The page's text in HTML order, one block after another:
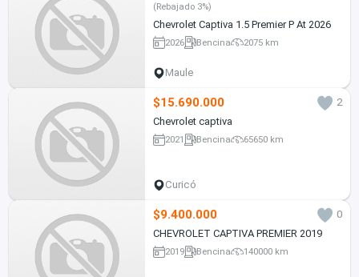
(Rebajado 3%)
Chevrolet Captiva 1.5 Premier P At 2026
2026 Bencina 2075 km
Maule
$15.690.000
2
Chevrolet captiva
2021 Bencina 65650 km
Curicó
$9.400.000
0
CHEVROLET CAPTIVA PREMIER 2019
2019 Bencina 140000 km